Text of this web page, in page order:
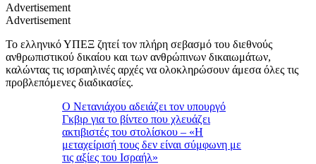
Advertisement
Advertisement
Το ελληνικό ΥΠΕΞ ζητεί τον πλήρη σεβασμό του διεθνούς
ανθρωπιστικού δικαίου και των ανθρώπινων δικαιωμάτων,
καλώντας τις ισραηλινές αρχές να ολοκληρώσουν άμεσα όλες τις
προβλεπόμενες διαδικασίες.
Ο Νετανιάχου αδειάζει τον υπουργό
Γκβιρ για το βίντεο που χλευάζει
ακτιβιστές του στολίσκου – «Η
μεταχείρισή τους δεν είναι σύμφωνη με
τις αξίες του Ισραήλ»